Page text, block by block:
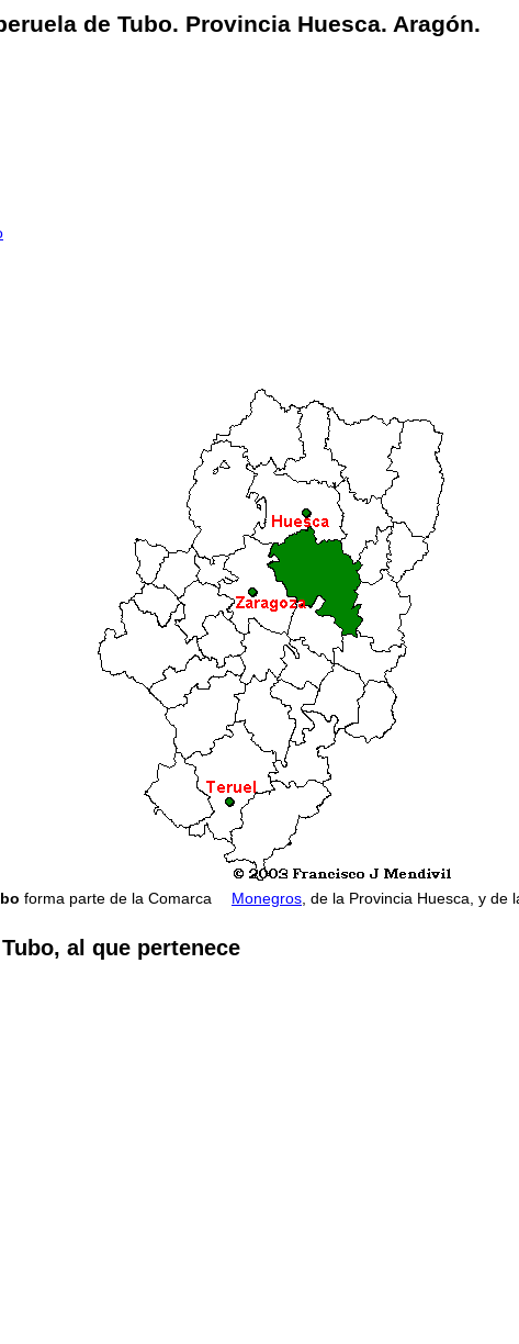
de Tubo. Provincia Huesca. Aragón.
forma parte de la Comarca Monegros , de la Provincia Huesca, y de
al que pertenece